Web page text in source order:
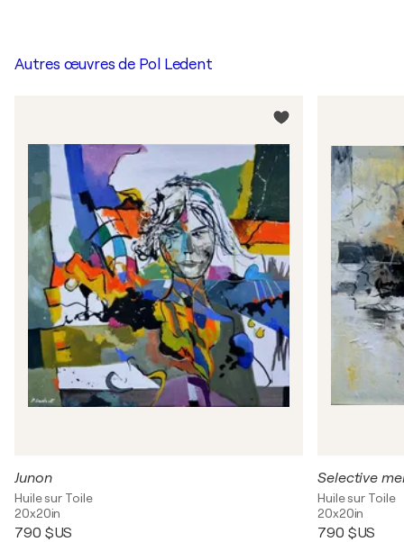
Autres œuvres de Pol Ledent
Junon
Huile sur Toile
20x20in
790 $US
Selective
Huile sur Toile
20x20in
790 $US